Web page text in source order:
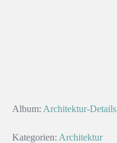
Album: Architektur-Details
Kategorien: Architektur